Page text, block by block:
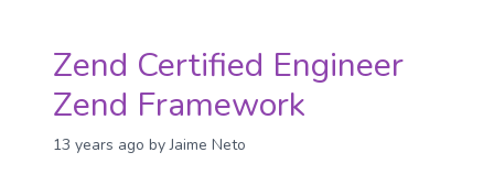
Zend Certified Engineer
Zend Framework
13 years ago by Jaime Neto